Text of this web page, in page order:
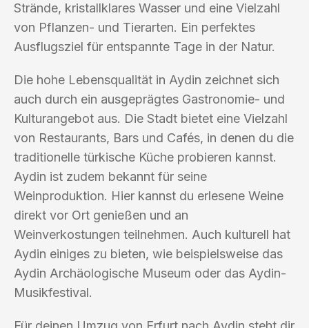
Strände, kristallklares Wasser und eine Vielzahl
von Pflanzen- und Tierarten. Ein perfektes
Ausflugsziel für entspannte Tage in der Natur.
Die hohe Lebensqualität in Aydin zeichnet sich
auch durch ein ausgeprägtes Gastronomie- und
Kulturangebot aus. Die Stadt bietet eine Vielzahl
von Restaurants, Bars und Cafés, in denen du die
traditionelle türkische Küche probieren kannst.
Aydin ist zudem bekannt für seine
Weinproduktion. Hier kannst du erlesene Weine
direkt vor Ort genießen und an
Weinverkostungen teilnehmen. Auch kulturell hat
Aydin einiges zu bieten, wie beispielsweise das
Aydin Archäologische Museum oder das Aydin-
Musikfestival.